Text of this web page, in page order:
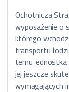
Ochotnicza
wyposażenie o
którego
transportu
temu jednostka
jej jeszcze
wymagających